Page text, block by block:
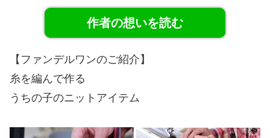
作者の想いを読む
【ファンデルワンのご紹介】
糸を編んで作る
うちの子のニットアイテム